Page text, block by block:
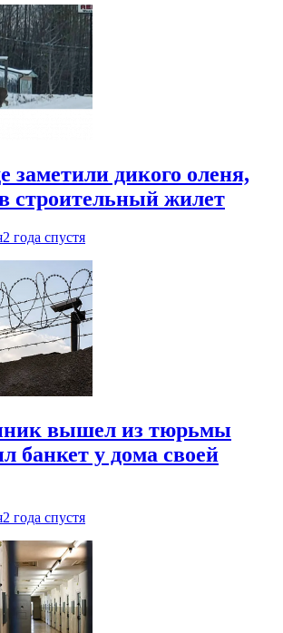
заметили дикого оленя,
в строительный жилет
2 года спустя
вышел из тюрьмы
банкет у дома своей
2 года спустя